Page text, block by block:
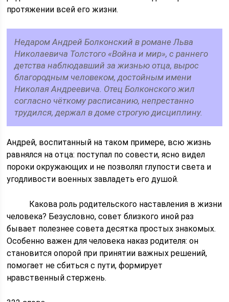
протяжении всей его жизни.
Недаром Андрей Болконский в романе Льва
Николаевича Толстого «Война и мир», с раннего
детства наблюдавший за жизнью отца, вырос
благородным человеком, достойным имени
Николая Андреевича. Отец Болконского жил
согласно чёткому расписанию, непрестанно
трудился, держал в доме строгую дисциплину.
Андрей, воспитанный на таком примере, всю жизнь
равнялся на отца: поступал по совести, ясно видел
пороки окружающих и не позволял глупости света и
угодливости военных завладеть его душой.
Какова роль родительского наставления в жизни
человека? Безусловно, совет близкого иной раз
бывает полезнее совета десятка простых знакомых.
Особенно важен для человека наказ родителя: он
становится опорой при принятии важных решений,
помогает не сбиться с пути, формирует
нравственный стержень.